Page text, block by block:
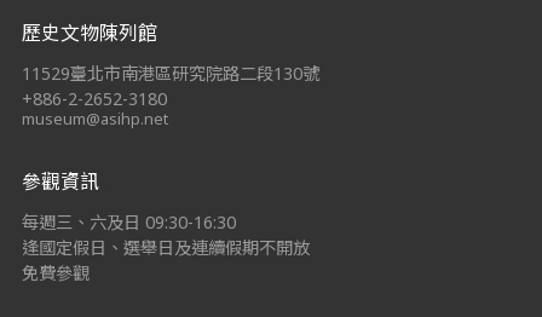
歷史文物陳列館
11529臺北市南港區研究院路二段130號
+886-2-2652-3180
museum@asihp.net
參觀資訊
每週三、六及日 09:30-16:30
逢國定假日、選舉日及連續假期不開放
免費參觀